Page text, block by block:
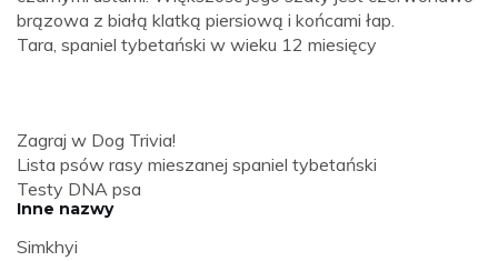
Tara, spaniel tybetański w wieku 12 miesięcy
Zagraj w Dog Trivia!
Lista psów rasy mieszanej spaniel tybetański
Testy DNA psa
Inne nazwy
Simkhyi